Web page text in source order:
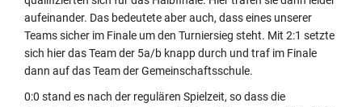
aufeinander. Das bedeutete aber auch, dass eines unserer
Teams sicher im Finale um den Turniersieg steht. Mit 2:1 setzte
sich hier das Team der 5a/b knapp durch und traf im Finale
dann auf das Team der Gemeinschaftsschule.
0:0 stand es nach der regulären Spielzeit, so dass die